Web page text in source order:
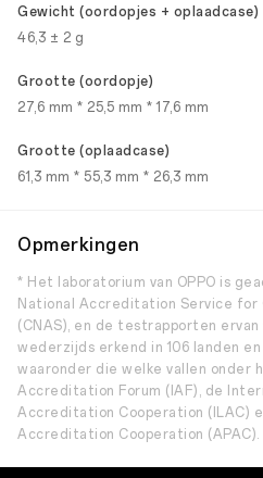
Gewicht (oordopjes + oplaadcase)
46,3 ± 2 g
Grootte (oordopje)
27,6 mm * 25,5 mm * 17,6 mm
Grootte (oplaadcase)
61,3 mm * 55,3 mm * 26,3 mm
Opmerkingen
* Het laboratorium van OPPO is
National Accreditation Service for
(CNAS), en de testrapporten
wederzijds erkend in 106 landen
waaronder die welke vallen onder
Accreditation Forum (IAF), de
Accreditation Cooperation (ILAC)
Accreditation Cooperation (APAC).